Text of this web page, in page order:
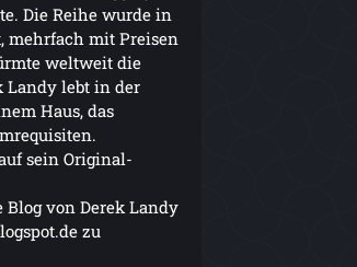
Die Reihe wurde in
mehrfach mit Preisen
weltweit die
Landy lebt in der
Haus, das
sein Original-
von Derek Landy
zu